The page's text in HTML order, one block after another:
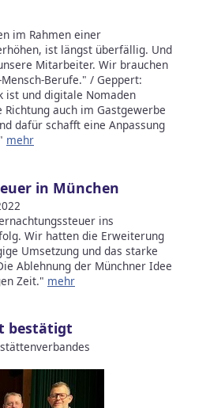
im Rahmen einer
ist längst überfällig. Und
Mitarbeiter. Wir brauchen
Berufe." / Geppert:
ist und digitale Nomaden
auch im Gastgewerbe
dafür schafft eine Anpassung
mehr
in München
ins
Wir hatten die Erweiterung
Umsetzung und das starke
Ablehnung der Münchner Idee
Zeit." mehr
bestätigt